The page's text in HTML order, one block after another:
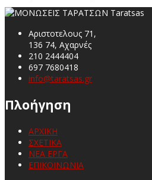
Αριστοτελους 71,
136 74, Αχαρνές
210 2444404
697 7680418
info@taratsas.gr
Πλοήγηση
ΑΡΧΙΚΗ
ΣΧΕΤΙΚΑ
ΝΕΑ ΕΡΓΑ
ΕΠΙΚΟΙΝΩΝΙΑ